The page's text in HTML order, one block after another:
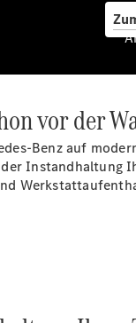
Services
vor der
Benz auf